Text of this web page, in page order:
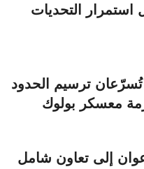
استمرار التحديات
تُسرّعان ترسيم الحدود
معسكر بولوك
إلى تعاون شامل